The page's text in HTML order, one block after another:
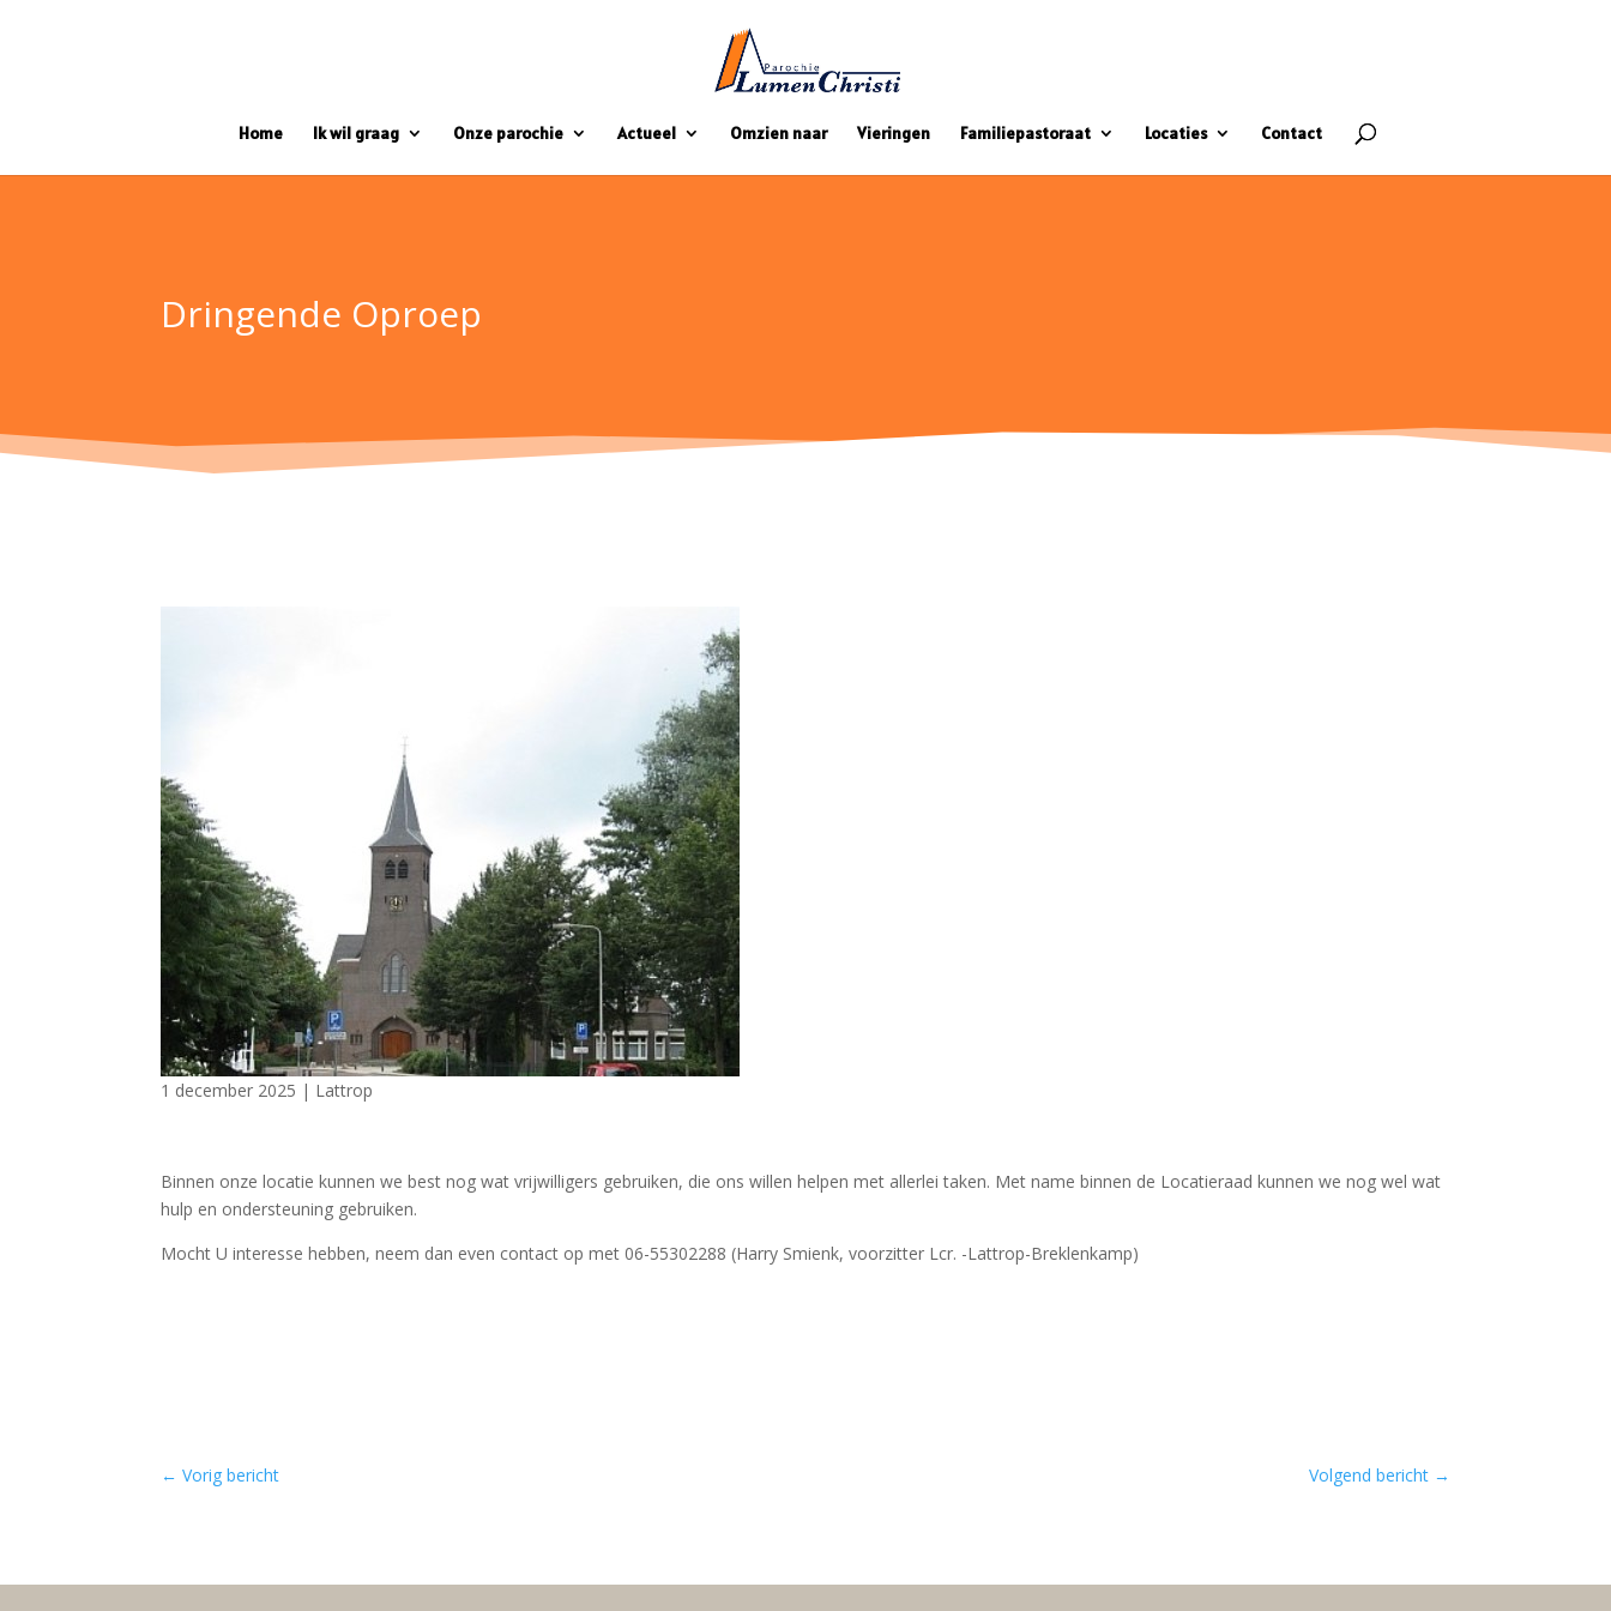
Home Ik wil graag Onze parochie Actueel Omzien naar Vieringen Familiepastoraat Locaties Contact
Dringende Oproep
1 december 2025 | Lattrop
Binnen onze locatie kunnen we best nog wat vrijwilligers gebruiken, die ons willen helpen met allerlei taken. Met name binnen de Locatieraad kunnen we nog wel wat
hulp en ondersteuning gebruiken.
Mocht U interesse hebben, neem dan even contact op met 06-55302288 (Harry Smienk, voorzitter Lcr. -Lattrop-Breklenkamp)
←Vorig bericht Volgend bericht→